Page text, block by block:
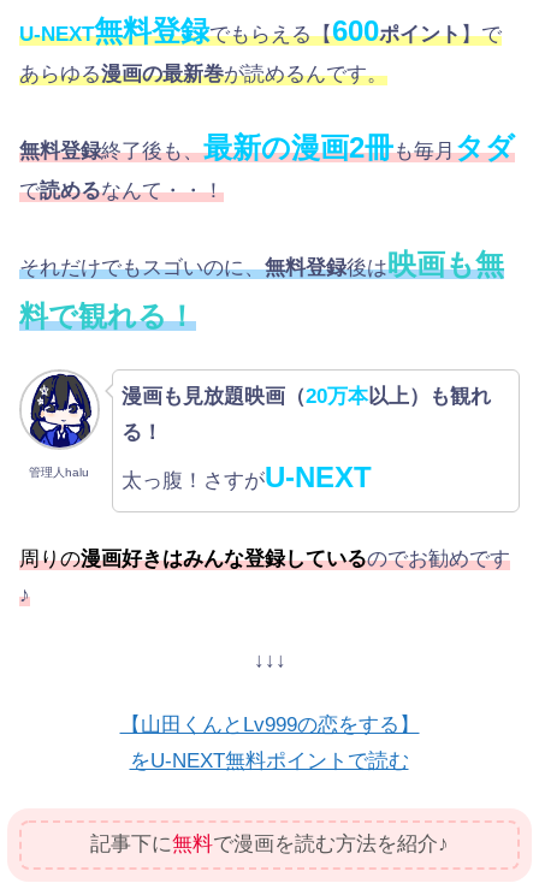
U-NEXT無料登録でもらえる【600ポイント】で
あらゆる漫画の最新巻が読めるんです。
無料登録終了後も、最新の漫画2冊も毎月タダ
で読めるなんて・・！
それだけでもスゴいのに、無料登録後は映画も無
料で観れる！
管理人halu
漫画も見放題映画（20万本以上）も観れ
る！
太っ腹！さすがU-NEXT
周りの漫画好きはみんな登録しているのでお勧めです
♪
↓↓↓
【山田くんとLv999の恋をする】
をU-NEXT無料ポイントで読む
記事下に無料で漫画を読む方法を紹介♪